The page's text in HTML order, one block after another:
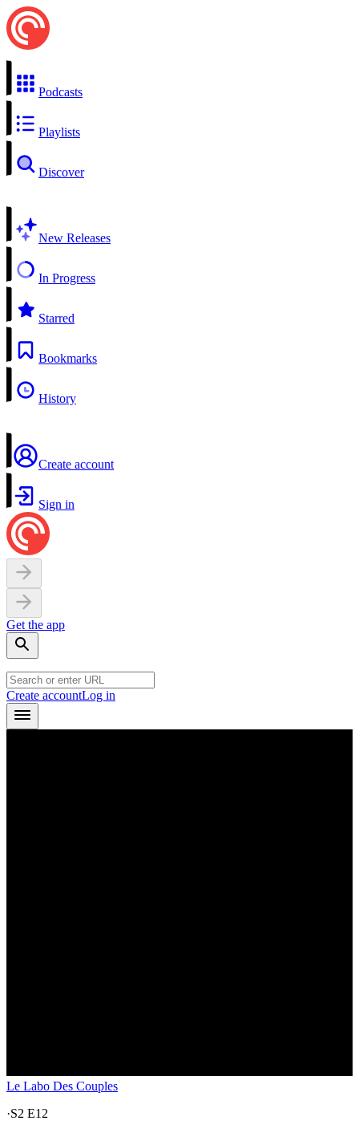
Podcasts
Playlists
Discover
New Releases
In Progress
Starred
Bookmarks
History
Create account
Sign in
Get the app
Create accountLog in
Le Labo Des Couples
·S2 E12